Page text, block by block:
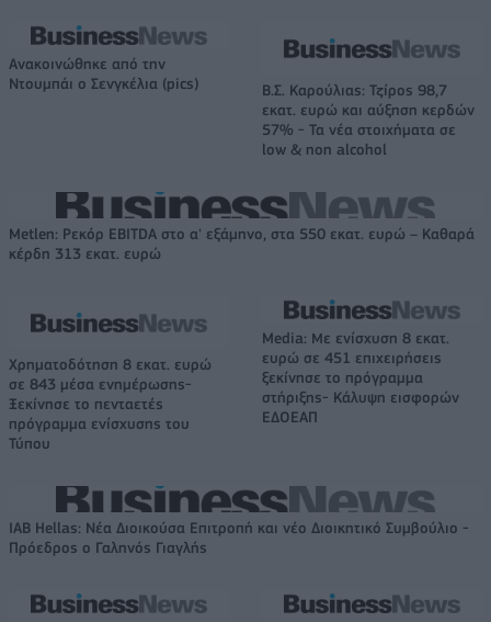
Ανακοινώθηκε από την
Ντουμπάι ο Σενγκέλια (pics)
Β.Σ. Καρούλιας: Τζίρος 98,7
εκατ. ευρώ και αύξηση κερδών
57% - Τα νέα στοιχήματα σε
low & non alcohol
Metlen: Ρεκόρ EBITDA στο α' εξάμηνο, στα 550 εκατ. ευρώ – Καθαρά
κέρδη 313 εκατ. ευρώ
Χρηματοδότηση 8 εκατ. ευρώ
σε 843 μέσα ενημέρωσης-
Ξεκίνησε το πενταετές
πρόγραμμα ενίσχυσης του
Τύπου
Media: Με ενίσχυση 8 εκατ.
ευρώ σε 451 επιχειρήσεις
ξεκίνησε το πρόγραμμα
στήριξης- Κάλυψη εισφορών
ΕΔΟΕΑΠ
IAB Hellas: Νέα Διοικούσα Επιτροπή και νέο Διοικητικό Συμβούλιο -
Πρόεδρος ο Γαληνός Γιαγλής